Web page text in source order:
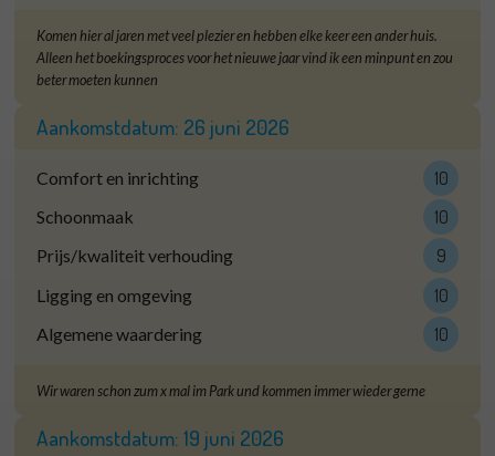
Komen hier al jaren met veel plezier en hebben elke keer een ander huis.
Alleen het boekingsproces voor het nieuwe jaar vind ik een minpunt en zou
beter moeten kunnen
Aankomstdatum: 26 juni 2026
Comfort en inrichting 10
Schoonmaak 10
Prijs/kwaliteit verhouding 9
Ligging en omgeving 10
Algemene waardering 10
Wir waren schon zum x mal im Park und kommen immer wieder gerne
Aankomstdatum: 19 juni 2026